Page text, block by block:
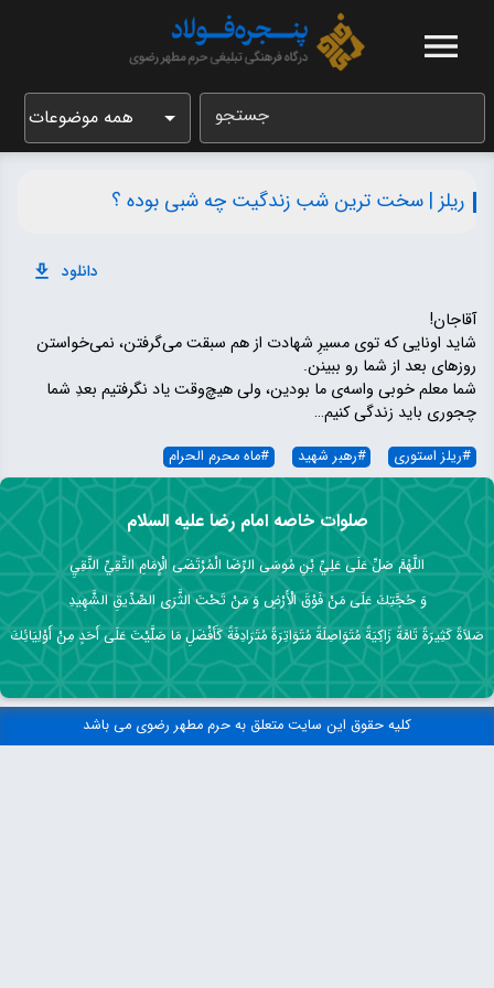
جستجو همه موضوعات
ریلز | سخت ترین شب زندگیت چه شبی بوده ؟
دانلود
آقاجان!
شاید اونایی که توی مسیرِ شهادت از هم سبقت می‌گرفتن، نمی‌خواستن
روز‌های بعد از شما رو ببینن.
شما معلم خوبی واسه‌ی ما بودین، ولی هیچ‌وقت یاد نگرفتیم بعدِ شما
چجوری باید زندگی کنیم…
#ریلز استوری #رهبر شهید #ماه محرم الحرام
صلوات خاصه امام رضا علیه السلام
اللَّهُمَّ صَلِّ عَلَى عَلِيِّ بْنِ مُوسَى الرِّضَا الْمُرْتَضَى الْإِمَامِ التَّقِيِّ النَّقِيِ
وَ حُجَّتِكَ عَلَى مَنْ فَوْقَ الْأَرْضِ وَ مَنْ تَحْتَ الثَّرَى الصِّدِّيقِ الشَّهِيدِ
صَلاَةً كَثِيرَةً تَامَّةً زَاكِيَةً مُتَوَاصِلَةً مُتَوَاتِرَةً مُتَرَادِفَةً كَأَفْضَلِ مَا صَلَّيْتَ عَلَى أَحَدٍ مِنْ أَوْلِيَائِكَ
کلیه حقوق این سایت متعلق به حرم مطهر رضوی می باشد